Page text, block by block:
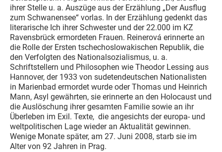
ihrer Stelle u. a. Auszüge aus der Erzählung „Der Ausflug
zum Schwanensee“ vorlas. In der Erzählung gedenkt das
literarische Ich ihrer Schwester und der 22.000 im KZ
Ravensbrück ermordeten Frauen. Reinerová erinnerte an
die Rolle der Ersten tschechoslowakischen Republik, die
den Verfolgten des Nationalsozialismus, u. a.
Schriftstellern und Philosophen wie Theodor Lessing aus
Hannover, der 1933 von sudetendeutschen Nationalisten
in Marienbad ermordet wurde oder Thomas und Heinrich
Mann, Asyl gewährten, sie erinnerte an den Holocaust und
die Auslöschung ihrer gesamten Familie sowie an ihr
Überleben im Exil. Texte, die angesichts der europa- und
weltpolitischen Lage wieder an Aktualität gewinnen.
Wenige Monate später, am 27. Juni 2008, starb sie im
Alter von 92 Jahren in Prag.